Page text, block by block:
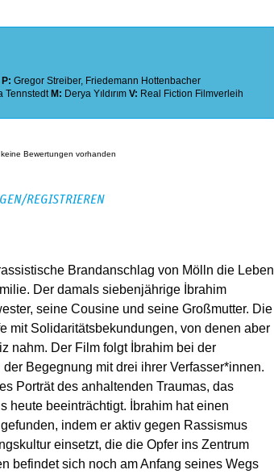
P: Gregor Streiber, Friedemann Hottenbacher
Tennstedt M: Derya Yıldırım V: Real Fiction Filmverleih
keine Bewertungen vorhanden
REGISTRIEREN
Brandanschlag von Mölln die Leben
Der damals siebenjährige İbrahim
seine Cousine und seine Großmutter. Die
mit Solidaritätsbekundungen, von denen aber
nahm. Der Film folgt İbrahim bei der
Begegnung mit drei ihrer Verfasser*innen.
Porträt des anhaltenden Traumas, das
heute beeinträchtigt. İbrahim hat einen
indem er aktiv gegen Rassismus
einsetzt, die die Opfer ins Zentrum
befindet sich noch am Anfang seines Wegs